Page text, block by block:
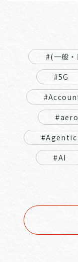
#(一般
#5G
#Agentic
#AI